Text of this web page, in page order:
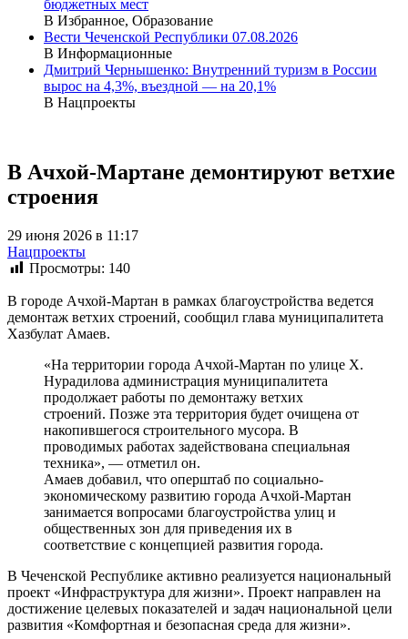
бюджетных мест
В Избранное, Образование
Вести Чеченской Республики 07.08.2026
В Информационные
Дмитрий Чернышенко: Внутренний туризм в России
вырос на 4,3%, въездной — на 20,1%
В Нацпроекты
В Ачхой-Мартане демонтируют ветхие
строения
29 июня 2026 в 11:17
Нацпроекты
Просмотры: 140
В городе Ачхой-Мартан в рамках благоустройства ведется
демонтаж ветхих строений, сообщил глава муниципалитета
Хазбулат Амаев.
«На территории города Ачхой-Мартан по улице Х.
Нурадилова администрация муниципалитета
продолжает работы по демонтажу ветхих
строений. Позже эта территория будет очищена от
накопившегося строительного мусора. В
проводимых работах задействована специальная
техника», — отметил он.
Амаев добавил, что оперштаб по социально-
экономическому развитию города Ачхой-Мартан
занимается вопросами благоустройства улиц и
общественных зон для приведения их в
соответствие с концепцией развития города.
В Чеченской Республике активно реализуется национальный
проект «Инфраструктура для жизни». Проект направлен на
достижение целевых показателей и задач национальной цели
развития «Комфортная и безопасная среда для жизни».